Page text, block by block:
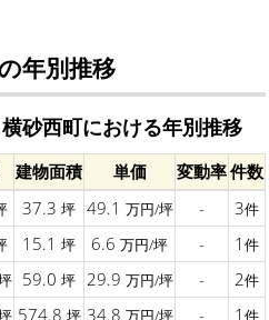
年別推移
砂西町における年別推移
建物面積 単価 変動率件数
37.3 坪 49.1 万円/坪 - 3件
15.1 坪 6.6 万円/坪 - 1 件
59.0 坪 29.9 万円/坪 - 2件
574.8 坪 34.8 万円/坪 - 1 件